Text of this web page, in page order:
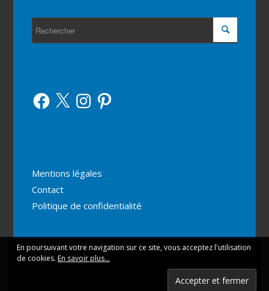
Facebook
X InstagramPinterest
Mentions légales
Contact
Politique de confidentialité
Enfold Theme by Kriesi
Ce site utilise des cookies. En continuant votre navigation
vous acceptez leur utilisation.
En savoir plus
En poursuivant votre navigation sur ce site, vous acceptez l'utilisation
de cookies. En savoir plus...